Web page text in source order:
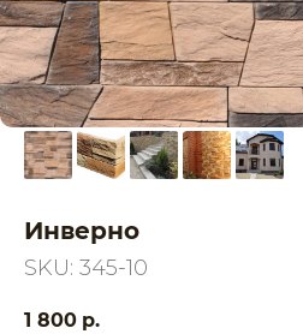
Инверно
SKU: 345-10
1 800 р.